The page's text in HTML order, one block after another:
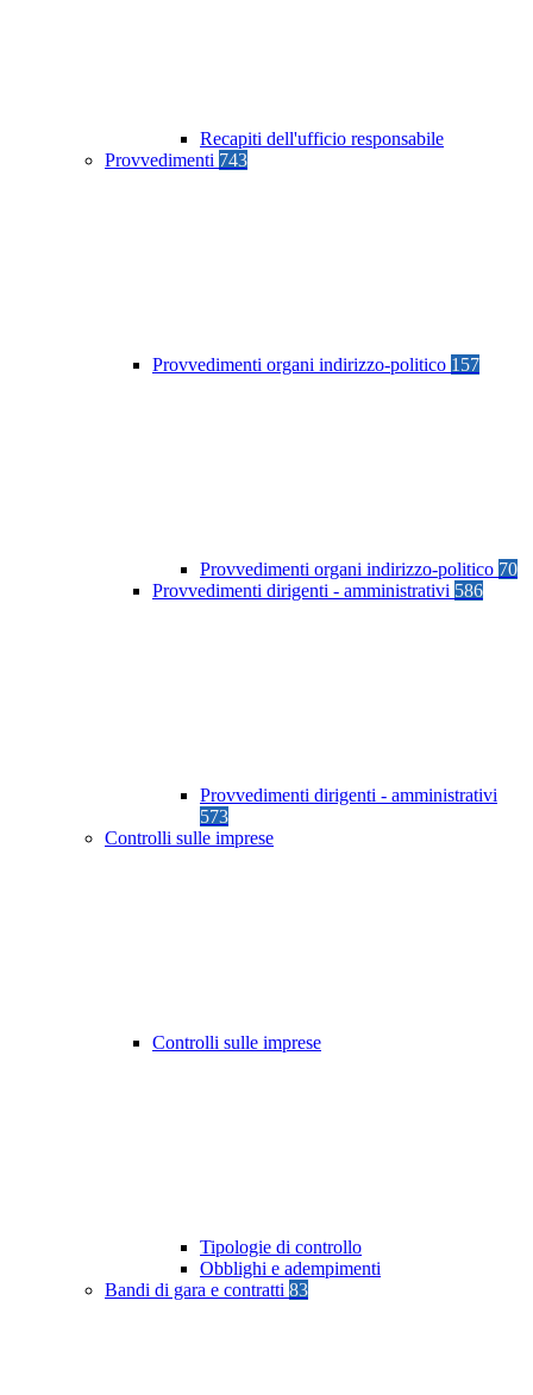
Recapiti dell'ufficio responsabile
Provvedimenti 743
Provvedimenti organi indirizzo-politico 157
Provvedimenti organi indirizzo-politico 70
Provvedimenti dirigenti - amministrativi 586
Provvedimenti dirigenti - amministrativi
573
Controlli sulle imprese
Controlli sulle imprese
Tipologie di controllo
Obblighi e adempimenti
Bandi di gara e contratti 83